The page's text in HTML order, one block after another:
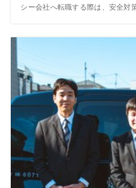
シー会社へ転職する際は、安全対